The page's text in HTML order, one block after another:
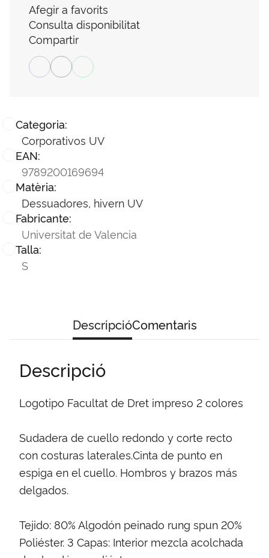
Categoria:
Corporativos UV
EAN:
9789200169694
Matèria:
Dessuadores, hivern UV
Fabricante:
Universitat de Valencia
Talla:
S
Afegir a favorits
Consulta disponibilitat
Compartir
DescripcióComentaris
Descripció
Logotipo Facultat de Dret impreso 2 colores
Sudadera de cuello redondo y corte recto
con costuras laterales.Cinta de punto en
espiga en el cuello. Hombros y brazos más
delgados.
Tejido: 80% Algodón peinado rung spun 20%
Poliéster. 3 Capas: Interior mezcla acolchada